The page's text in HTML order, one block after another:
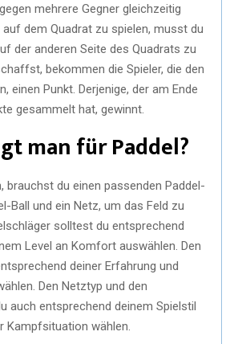
mehrere Gegner gleichzeitig
auf dem Quadrat zu spielen, musst du
der anderen Seite des Quadrats zu
bekommen die Spieler, die den
einen Punkt. Derjenige, der am Ende
gesammelt hat, gewinnt.
man für Paddel?
brauchst du einen passenden Paddel-
Ball und ein Netz, um das Feld zu
solltest du entsprechend
Level an Komfort auswählen. Den
deiner Erfahrung und
Den Netztyp und den
auch entsprechend deinem Spielstil
Kampfsituation wählen.